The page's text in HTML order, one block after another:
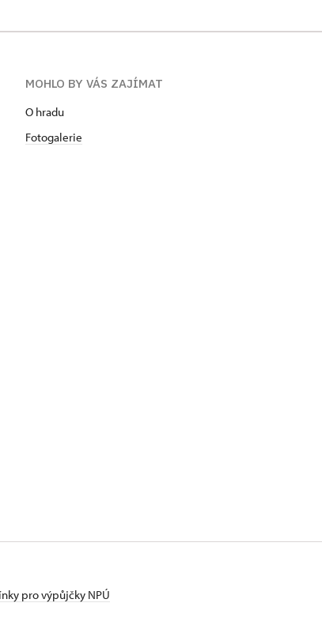
MOHLO BY VÁS ZAJÍMAT
O hradu
Fotogalerie
pro výpůjčky NPÚ